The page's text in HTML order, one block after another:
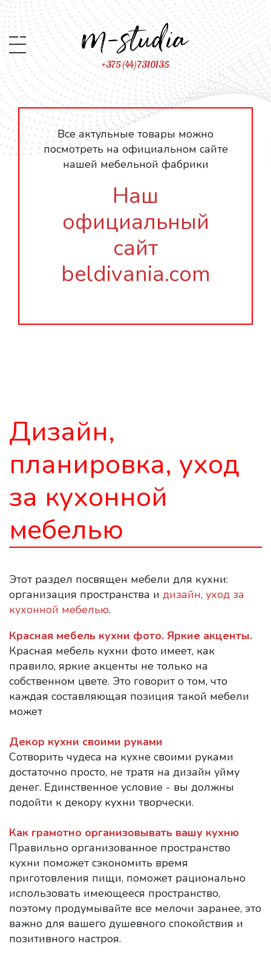
+375(44)7310135
Все актульные товары можно
посмотреть на официальном сайте
нашей мебельной фабрики
Наш
официальный
сайт
beldivania.com
Дизайн,
планировка, уход
за кухонной
мебелью
Этот раздел посвящен мебели для кухни:
организация пространства и дизайн, уход за
кухонной мебелью.
Красная мебель кухни фото. Яркие акценты.
Красная мебель кухни фото имеет, как
правило, яркие акценты не только на
собственном цвете. Это говорит о том, что
каждая составляющая позиция такой мебели
может
Декор кухни своими руками
Сотворить чудеса на кухне своими руками
достаточно просто, не тратя на дизайн уйму
денег. Единственное условие - вы должны
подойти к декору кухни творчески.
Как грамотно организовывать вашу кухню
Правильно организованное пространство
кухни поможет сэкономить время
приготовления пищи, поможет рационально
использовать имеющееся пространство,
поэтому продумывайте все мелочи заранее, это
важно для вашего душевного спокойствия и
позитивного настроя.